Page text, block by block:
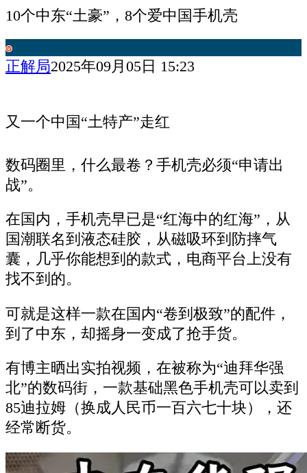
10个中东“土豪”，8个爱中国手机壳
正解局2025年09月05日 15:23
又一个中国“土特产”走红
数码圈里，什么最卷？手机壳必须“申请出
战”。
在国内，手机壳早已是“红海中的红海”，从
国潮联名到液态硅胶，从磁吸环到防摔气
囊，几乎你能想到的款式，电商平台上没有
找不到的。
可就是这样一款在国内“卷到极致”的配件，
到了中东，却摇身一变成了抢手货。
有博主晒出实拍视频，在被称为“迪拜华强
北”的数码街，一款基础黑色手机壳可以卖到
85迪拉姆（换成人民币一百六七十块），还
经常断货。